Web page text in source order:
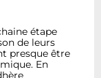
étape
de leurs
presque être
En